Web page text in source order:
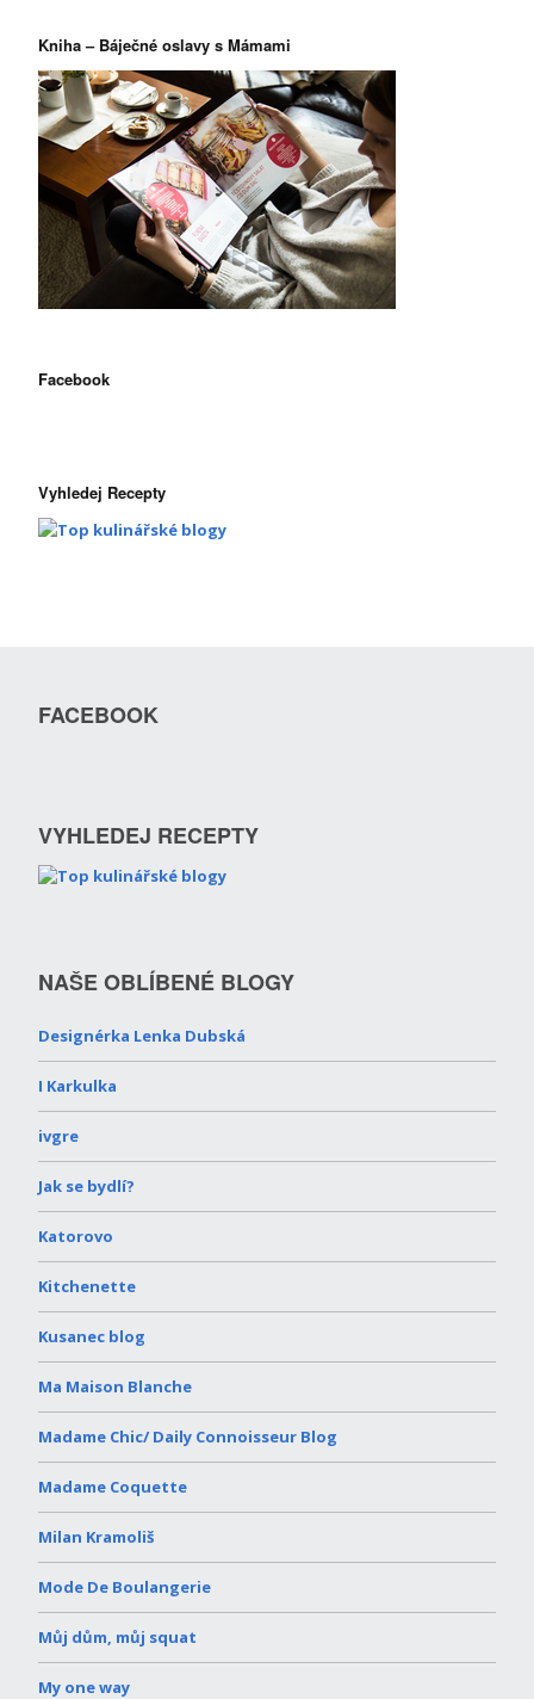
Kniha – Báječné oslavy s Mámami
Facebook
Vyhledej Recepty
FACEBOOK
VYHLEDEJ RECEPTY
NAŠE OBLÍBENÉ BLOGY
Designérka Lenka Dubská
I Karkulka
ivgre
Jak se bydlí?
Katorovo
Kitchenette
Kusanec blog
Ma Maison Blanche
Madame Chic/ Daily Connoisseur Blog
Madame Coquette
Milan Kramoliš
Mode De Boulangerie
Můj dům, můj squat
My one way